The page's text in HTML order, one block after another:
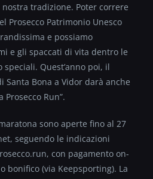
tradizione. Poter correre
Prosecco Patrimonio Unesco
e possiamo
e gli spaccati di vita dentro le
Quest’anno poi, il
Santa Bona a Vidor darà anche
Run”.
sono aperte fino al 27
seguendo le indicazioni
con pagamento on-
bonifico (via Keepsporting). La